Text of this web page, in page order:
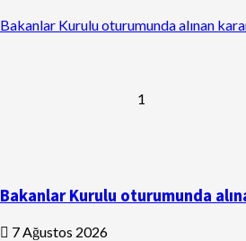
Bakanlar Kurulu oturumunda alınan
1
Bakanlar Kurulu oturumunda
7 Ağustos 2026